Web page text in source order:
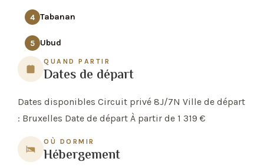
4 Tabanan
5 Ubud
QUAND PARTIR
Dates de départ
Dates disponibles Circuit privé 8J/7N Ville de départ
: Bruxelles Date de départ À partir de 1 319 €
OÙ DORMIR
Hébergement